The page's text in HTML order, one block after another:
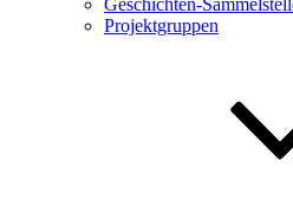
Geschichten-
Projektgruppen